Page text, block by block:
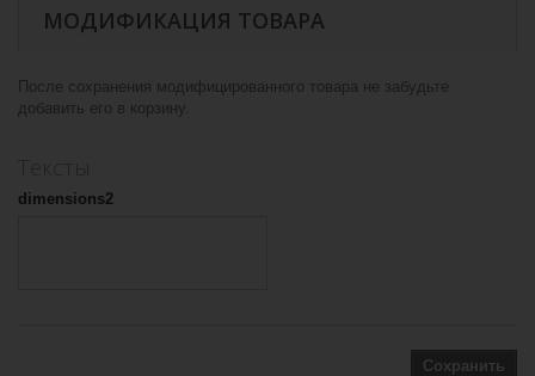
МОДИФИКАЦИЯ ТОВАРА
После сохранения модифицированного товара не забудьте
добавить его в корзину.
dimensions2
Сохранить